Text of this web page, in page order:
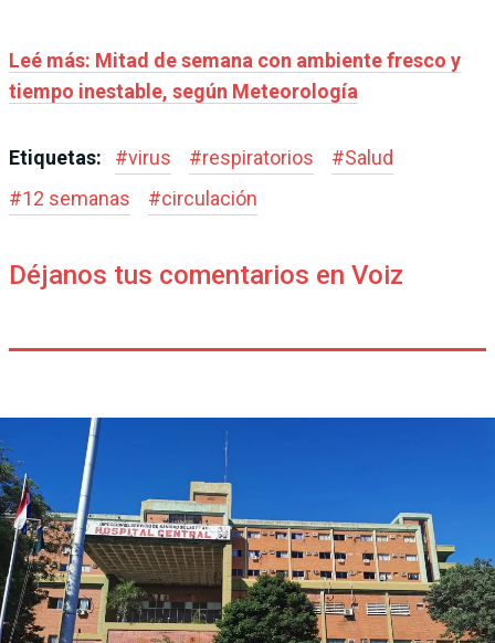
Leé más: Mitad de semana con ambiente fresco y
tiempo inestable, según Meteorología
Etiquetas: #virus #respiratorios #Salud
#12 semanas #circulación
Déjanos tus comentarios en Voiz